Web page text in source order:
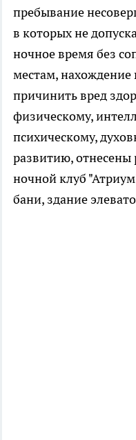
пребывание
в которых не
ночное время без
местам,
причинить вред
физическому,
психическому,
развитию,
ночной клуб
бани, здание